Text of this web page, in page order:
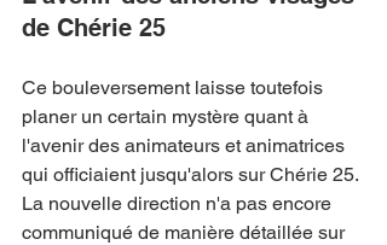
de Chérie 25
Ce bouleversement laisse toutefois
planer un certain mystère quant à
l'avenir des animateurs et animatrices
qui officiaient jusqu'alors sur Chérie 25.
La nouvelle direction n'a pas encore
communiqué de manière détaillée sur